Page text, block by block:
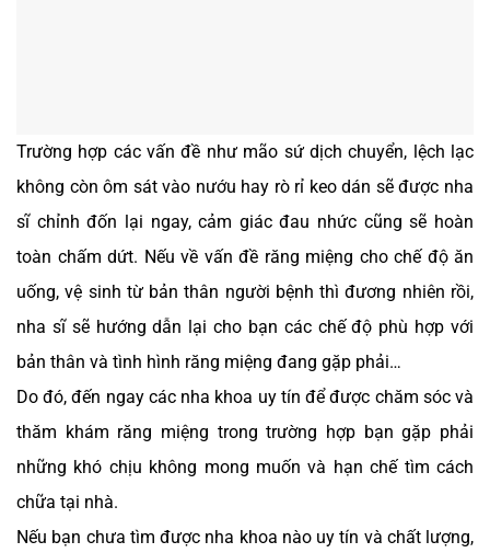
Trường hợp các vấn đề như mão sứ dịch chuyển, lệch lạc
không còn ôm sát vào nướu hay rò rỉ keo dán sẽ được nha
sĩ chỉnh đốn lại ngay, cảm giác đau nhức cũng sẽ hoàn
toàn chấm dứt. Nếu về vấn đề răng miệng cho chế độ ăn
uống, vệ sinh từ bản thân người bệnh thì đương nhiên rồi,
nha sĩ sẽ hướng dẫn lại cho bạn các chế độ phù hợp với
bản thân và tình hình răng miệng đang gặp phải…
Do đó, đến ngay các nha khoa uy tín để được chăm sóc và
thăm khám răng miệng trong trường hợp bạn gặp phải
những khó chịu không mong muốn và hạn chế tìm cách
chữa tại nhà.
Nếu bạn chưa tìm được nha khoa nào uy tín và chất lượng,